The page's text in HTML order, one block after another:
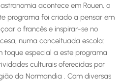
acontece em Rouen, o
programa foi criado a pensar em
o francês e inspirar-se no
numa conceituada escola:
toque especial a este programa
culturais oferecidas por
da Normandia . Com diversas